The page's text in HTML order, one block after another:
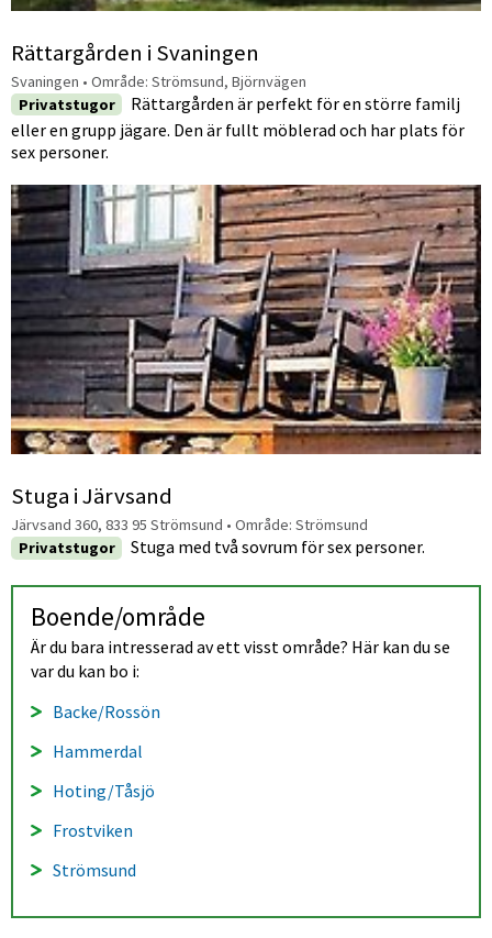
Rättargården i Svaningen
Svaningen • Område: Strömsund, Björnvägen
Privatstugor
Rättargården är perfekt för en större familj
eller en grupp jägare. Den är fullt möblerad och har plats för
sex personer.
Stuga i Järvsand
Järvsand 360, 833 95 Strömsund • Område: Strömsund
Privatstugor
Stuga med två sovrum för sex personer.
Boende/område
Är du bara intresserad av ett visst område? Här kan du se
var du kan bo i:
Backe/Rossön
Hammerdal
Hoting/Tåsjö
Frostviken
Strömsund